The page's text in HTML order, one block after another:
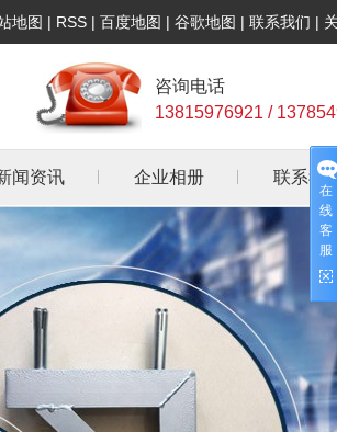
地图 | RSS | 百度地图 | 谷歌地图 | 联系我们 |
咨询电话
13815976921 /
闻资讯
公司新闻
行业资讯
见问答
企业相册 联系我们
在
线
客
服